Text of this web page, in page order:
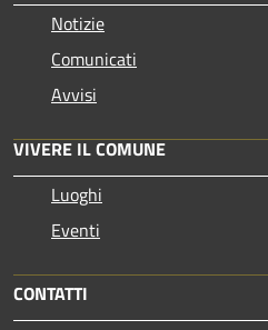
Notizie
Comunicati
Avvisi
VIVERE IL COMUNE
Luoghi
Eventi
CONTATTI